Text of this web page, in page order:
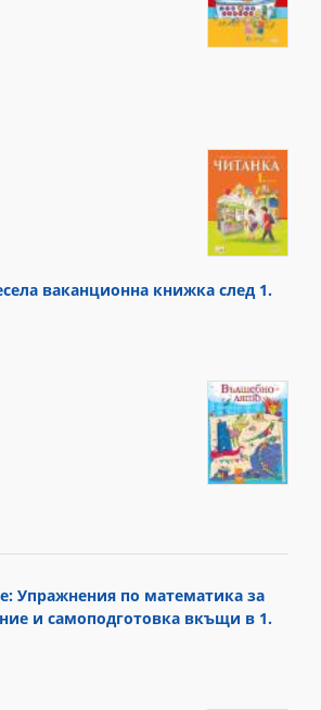
ваканционна книжка след 1.
Упражнения по математика за
и самоподготовка вкъщи в 1.